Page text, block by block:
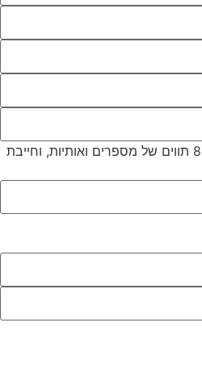
הסיסמה חייבת להכיל לפחות 8 תווים של מספרים ואותיות, וחייבת